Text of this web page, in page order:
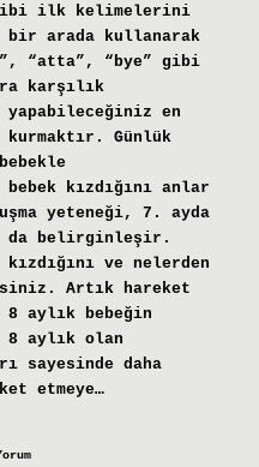
gibi ilk kelimelerini
arada kullanarak
“atta”, “bye” gibi
karşılık
en
Günlük
kızdığını anlar
yeteneği, 7. ayda
da belirginleşir.
ve nelerden
Artık hareket
aylık bebeğin
aylık olan
sayesinde daha
etmeye…